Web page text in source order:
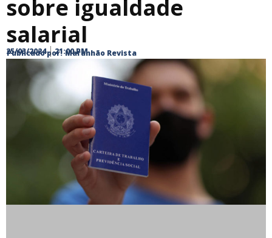
sobre igualdade
salarial
Publicado por: Maranhão Revista
25/03/2024 21:00 PM